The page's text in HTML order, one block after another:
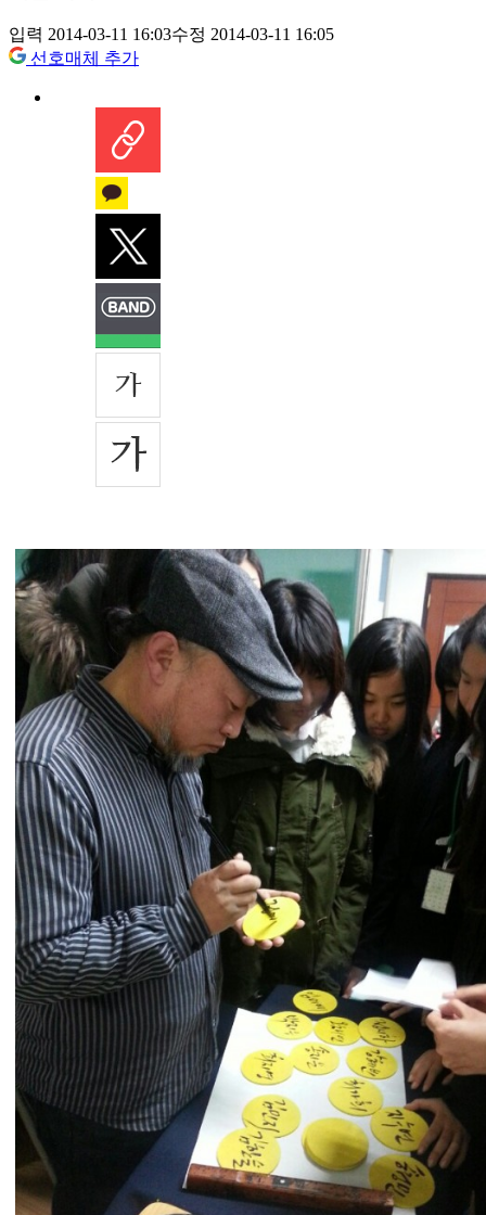
입력 2014-03-11 16:03수정 2014-03-11 16:05
선호매체 추가